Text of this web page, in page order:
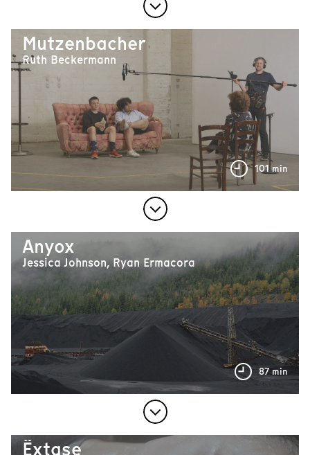
Mutzenbacher
Ruth Beckermann
101 min
Anyox
Jessica Johnson, Ryan Ermacora
87 min
Êxtase